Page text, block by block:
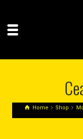
Home Shop